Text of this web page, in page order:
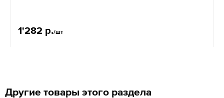
1'282 р./шт
Другие товары этого раздела